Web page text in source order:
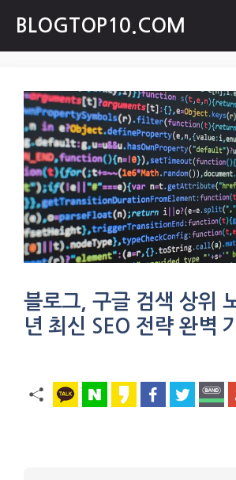
content
BLOGTOP10.COM
블로그, 구글 검색 상위
년 최신 SEO 전략 완벽